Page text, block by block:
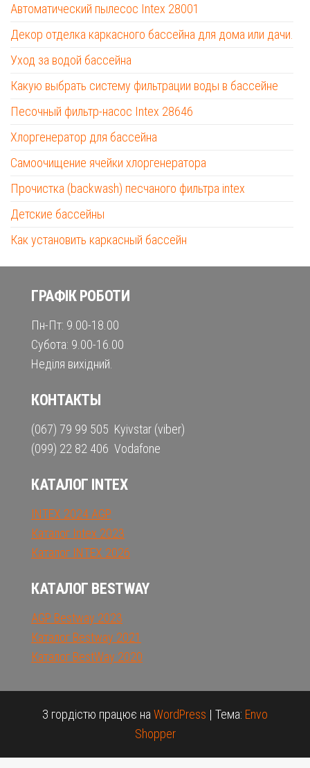
Автоматический пылесос Intex 28001
Декор отделка каркасного бассейна для дома или дачи.
Уход за водой бассейна
Какую выбрать систему фильтрации воды в бассейне
Песочный фильтр-насос Intex 28646
Хлоргенератор для бассейна
Самоочищение ячейки хлоргенератора
Прочистка (backwash) песчаного фильтра intex
Детские бассейны
Как установить каркасный бассейн
ГРАФІК РОБОТИ
Пн-Пт: 9.00-18.00
Субота: 9.00-16.00
Неділя вихідний.
КОНТАКТЫ
(067) 79 99 505 Kyivstar (viber)
(099) 22 82 406 Vodafone
КАТАЛОГ INTEX
INTEX 2024 AGP
Каталог Intex 2023
Каталог INTEX 2026
КАТАЛОГ BESTWAY
AGP Bestway 2023
Каталог Bestway 2021
Каталог BestWay 2020
З гордістю працює на WordPress | Тема: Envo
Shopper